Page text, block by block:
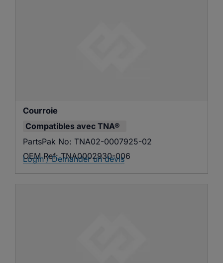
Courroie
Compatibles avec TNA®
PartsPak No: TNA02-0007925-02
OEM Ref: TNA0002930-006
Login / Demander un devis